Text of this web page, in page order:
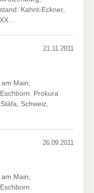
Kahnt-Eckner,
21.11.2011
Main,
Prokura
Schweiz,
26.09.2011
Main,